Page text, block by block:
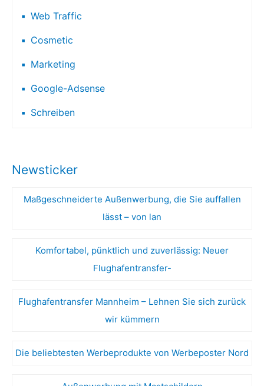
Web Traffic
Cosmetic
Marketing
Google-Adsense
Schreiben
Newsticker
Maßgeschneiderte Außenwerbung, die Sie auffallen
lässt – von lan
Komfortabel, pünktlich und zuverlässig: Neuer
Flughafentransfer-
Flughafentransfer Mannheim – Lehnen Sie sich zurück
wir kümmern
Die beliebtesten Werbeprodukte von Werbeposter Nord